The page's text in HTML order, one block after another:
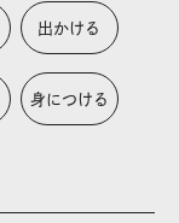
出かける
身につける